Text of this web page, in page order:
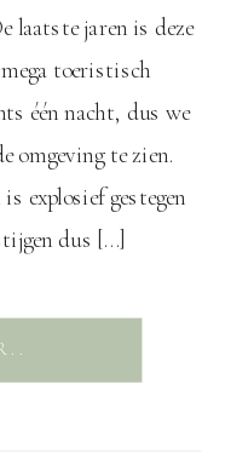
laatste jaren is deze
toeristisch
één nacht, dus we
omgeving te zien.
explosief gestegen
dus […]